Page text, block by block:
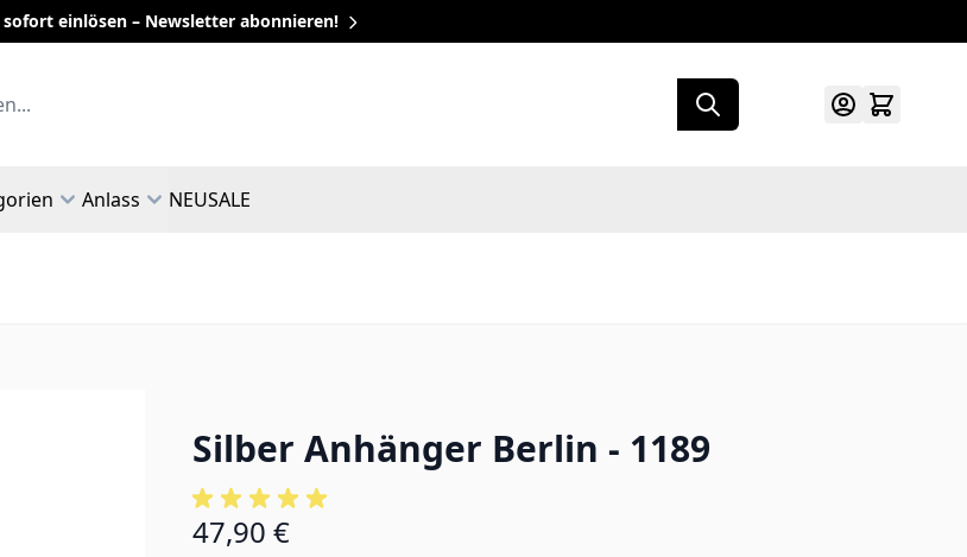
sofort einlösen – Newsletter abonnieren!
Anlass NEUSALE
Silber Anhänger Berlin - 1189
47,90 €